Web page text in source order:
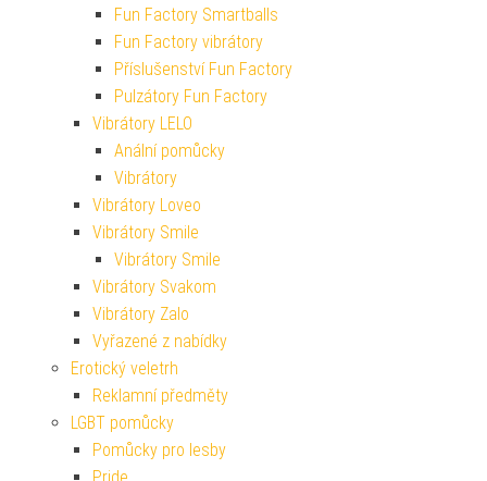
Fun Factory Smartballs
Fun Factory vibrátory
Příslušenství Fun Factory
Pulzátory Fun Factory
Vibrátory LELO
Anální pomůcky
Vibrátory
Vibrátory Loveo
Vibrátory Smile
Vibrátory Smile
Vibrátory Svakom
Vibrátory Zalo
Vyřazené z nabídky
Erotický veletrh
Reklamní předměty
LGBT pomůcky
Pomůcky pro lesby